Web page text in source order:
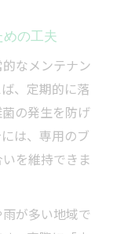
の工夫
なメンテナン
、定期的に落
の発生を防げ
は、専用のブ
を維持できま
が多い地域で